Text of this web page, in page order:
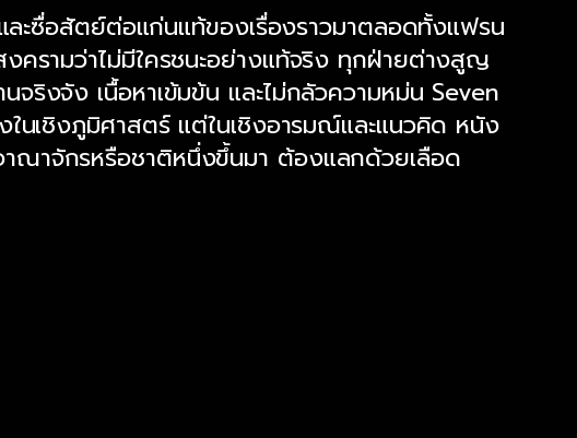
ซื่อสัตย์ต่อแก่นแท้ของเรื่องราวมาตลอดทั้งแฟรน
ครามว่าไม่มีใครชนะอย่างแท้จริง ทุกฝ่ายต่างสูญ
ริงจัง เนื้อหาเข้มข้น และไม่กลัวความหม่น Seven
นเชิงภูมิศาสตร์ แต่ในเชิงอารมณ์และแนวคิด หนัง
ณาจักรหรือชาติหนึ่งขึ้นมา ต้องแลกด้วยเลือด